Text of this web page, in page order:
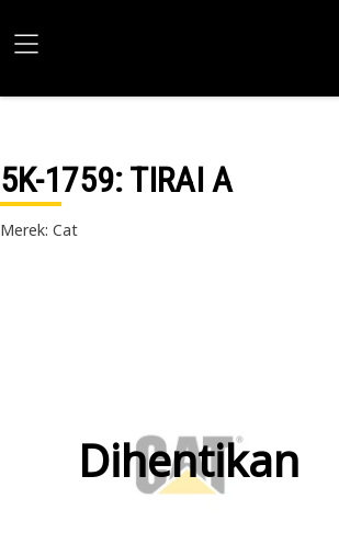
5K-1759: TIRAI A
Merek: Cat
Dihentikan